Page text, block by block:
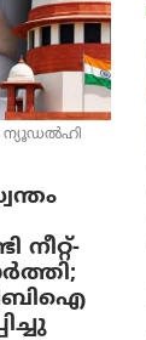
ന്യൂഡല്‍ഹി